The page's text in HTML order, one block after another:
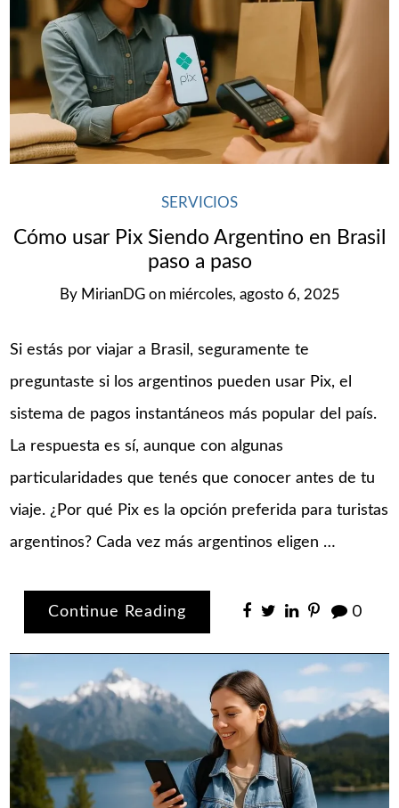
SERVICIOS
Cómo usar Pix Siendo Argentino en Brasil
paso a paso
By MirianDG on miércoles, agosto 6, 2025
Si estás por viajar a Brasil, seguramente te
preguntaste si los argentinos pueden usar Pix, el
sistema de pagos instantáneos más popular del país.
La respuesta es sí, aunque con algunas
particularidades que tenés que conocer antes de tu
viaje. ¿Por qué Pix es la opción preferida para turistas
argentinos? Cada vez más argentinos eligen …
Continue Reading 0